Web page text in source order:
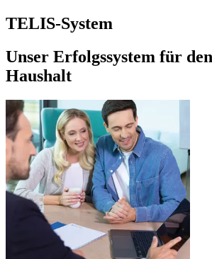
TELIS-System
Unser Erfolgssystem für
Haushalt